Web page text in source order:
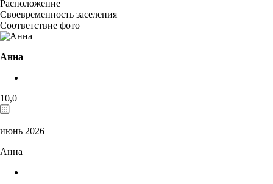
Расположение
Своевременность заселения
Соответствие фото
Анна
10,0
июнь 2026
Анна